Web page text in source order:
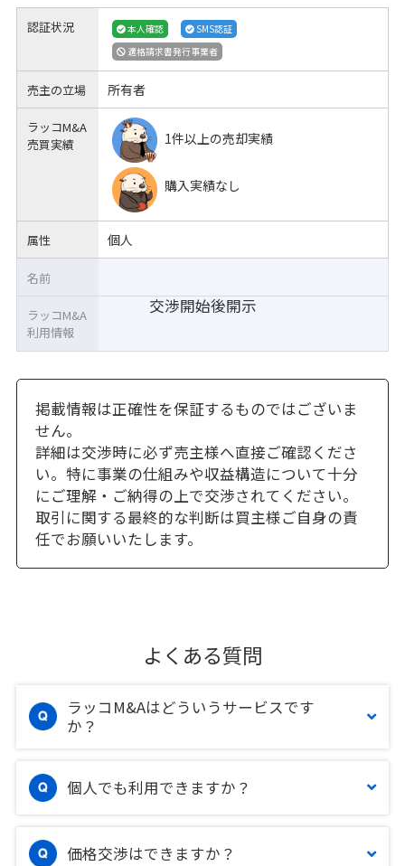
認証状況 本人確認
SMS認証
適格請求書発行事業者
売主の立場 所有者
ラッコM&A
売買実績
1件以上の売却実績
購入実績なし
属性 個人
交渉開始後開示
名前
ラッコM&A
利用情報
掲載情報は正確性を保証するものではございま
せん。
詳細は交渉時に必ず売主様へ直接ご確認くださ
い。特に事業の仕組みや収益構造について十分
にご理解・ご納得の上で交渉されてください。
取引に関する最終的な判断は買主様ご自身の責
任でお願いいたします。
よくある質問
ラッコM&Aはどういうサービスです
か？
個人でも利用できますか？
価格交渉はできますか？